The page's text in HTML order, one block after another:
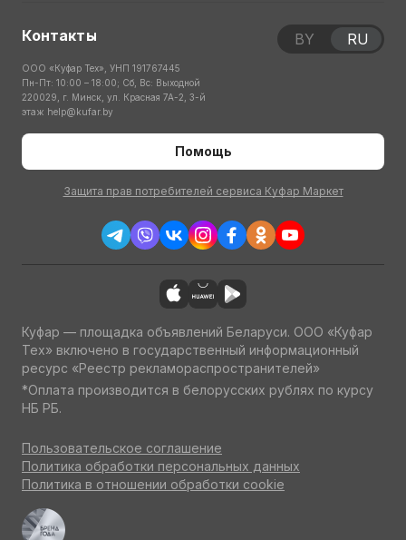
Контакты
ООО «Куфар Тех», УНП 191767445
Пн-Пт: 10:00 – 18:00; Сб, Вс: Выходной
220029, г. Минск, ул. Красная 7А-2, 3-й
этаж help@kufar.by
Помощь
Защита прав потребителей сервиса Куфар Маркет
BY RU
Куфар — площадка объявлений Беларуси. ООО «Куфар
Тех» включено в государственный информационный
ресурс «Реестр рекламораспространителей»
*Оплата производится в белорусских рублях по курсу
НБ РБ.
Пользовательское соглашение
Политика обработки персональных данных
Политика в отношении обработки cookie